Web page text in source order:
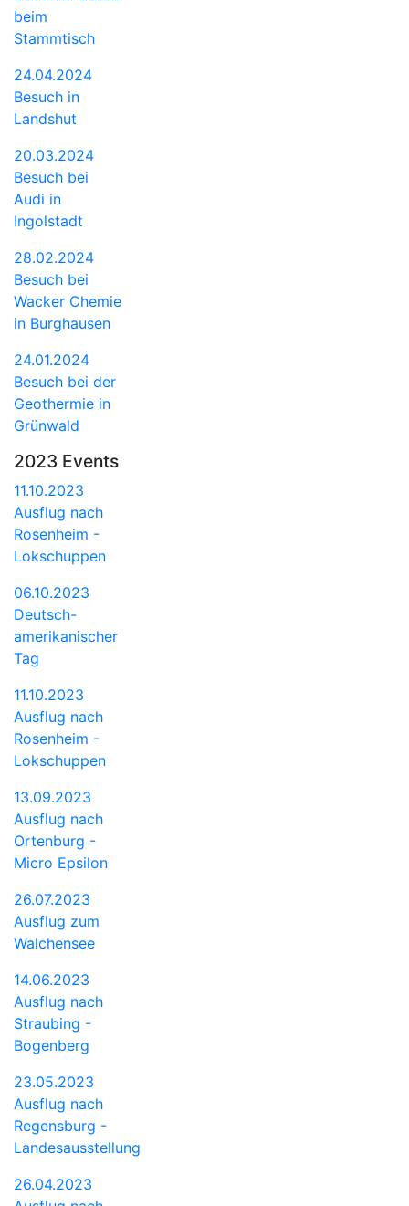
beim
Stammtisch
24.04.2024
Besuch in
Landshut
20.03.2024
Besuch bei
Audi in
Ingolstadt
28.02.2024
Besuch bei
Wacker Chemie
in Burghausen
24.01.2024
Besuch bei der
Geothermie in
Grünwald
2023 Events
11.10.2023
Ausflug nach
Rosenheim -
Lokschuppen
06.10.2023
Deutsch-
amerikanischer
Tag
11.10.2023
Ausflug nach
Rosenheim -
Lokschuppen
13.09.2023
Ausflug nach
Ortenburg -
Micro Epsilon
26.07.2023
Ausflug zum
Walchensee
14.06.2023
Ausflug nach
Straubing -
Bogenberg
23.05.2023
Ausflug nach
Regensburg -
Landesausstellung
26.04.2023